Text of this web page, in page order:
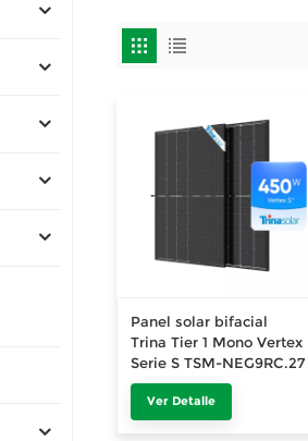
Panel solar bifacial
Trina Tier 1 Mono Vertex
Serie S TSM-NEG9RC.27
de 425 Wp, 430 Wp,
435 Wp, 440 Wp, 445
Wp y 450 Wp
Ver Detalle